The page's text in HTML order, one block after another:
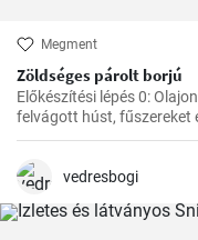
Megment
Zöldséges párolt borjú
Előkészítési lépés 0:
felvágott húst, fűszereket
Ezután hozzáadjuk a
felmelegedni.
vedresbogi